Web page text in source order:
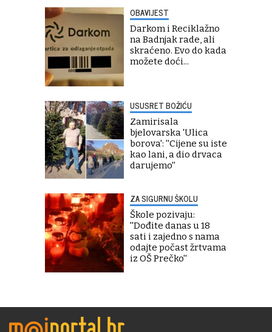
OBAVIJEST
Darkom i Reciklažno
na Badnjak rade, ali
skraćeno. Evo do kada
možete doći...
USUSRET BOŽIĆU
Zamirisala
bjelovarska 'Ulica
borova': ''Cijene su iste
kao lani, a dio drvaca
darujemo''
ZA SIGURNU ŠKOLU
Škole pozivaju:
''Dođite danas u 18
sati i zajedno s nama
odajte počast žrtvama
iz OŠ Prečko''